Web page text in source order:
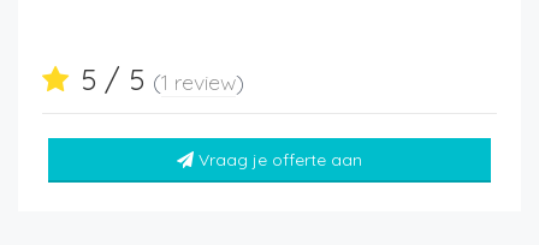
5 / 5 (1 review)
Vraag je offerte aan